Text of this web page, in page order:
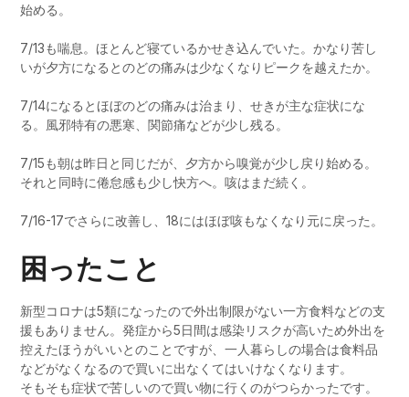
始める。
7/13も喘息。ほとんど寝ているかせき込んでいた。かなり苦し
いが夕方になるとのどの痛みは少なくなりピークを越えたか。
7/14になるとほぼのどの痛みは治まり、せきが主な症状にな
る。風邪特有の悪寒、関節痛などが少し残る。
7/15も朝は昨日と同じだが、夕方から嗅覚が少し戻り始める。
それと同時に倦怠感も少し快方へ。咳はまだ続く。
7/16-17でさらに改善し、18にはほぼ咳もなくなり元に戻った。
困ったこと
新型コロナは5類になったので外出制限がない一方食料などの支
援もありません。発症から5日間は感染リスクが高いため外出を
控えたほうがいいとのことですが、一人暮らしの場合は食料品
などがなくなるので買いに出なくてはいけなくなります。
そもそも症状で苦しいので買い物に行くのがつらかったです。